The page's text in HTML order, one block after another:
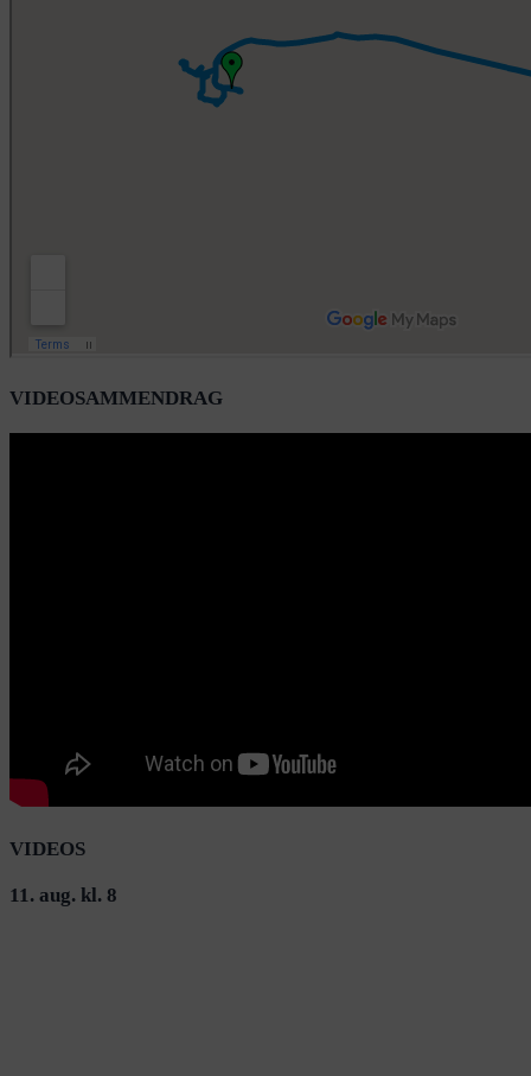
VIDEOSAMMENDRAG
VIDEOS
11. aug. kl. 8